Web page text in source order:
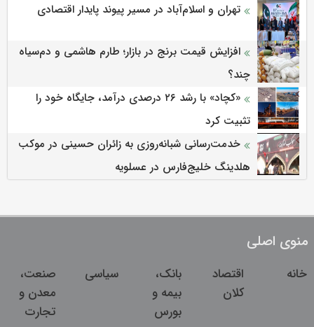
تهران و اسلام‌آباد در مسیر پیوند پایدار اقتصادی
افزایش قیمت برنج در بازار؛ طارم هاشمی و دم‌سیاه
چند؟
«کچاد» با رشد ۲۶ درصدی درآمد، جایگاه خود را
تثبیت کرد
خدمت‌رسانی شبانه‌روزی به زائران حسینی در موکب
هلدینگ خلیج‌فارس در عسلویه
منوی اصلی
خانه
اقتصاد
کلان
بانک،
بیمه و
بورس
سیاسی
صنعت،
معدن و
تجارت